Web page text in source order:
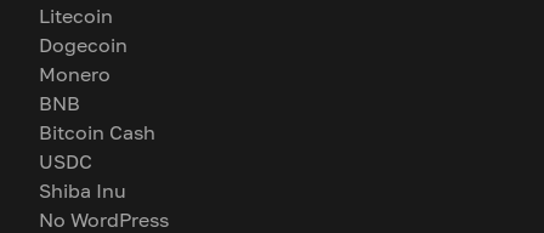
Litecoin
Dogecoin
Monero
BNB
Bitcoin Cash
USDC
Shiba Inu
No WordPress